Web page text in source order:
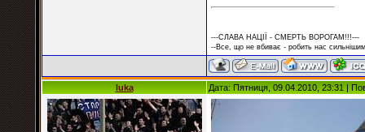
---СЛАВА НАЦІЇ - СМЕРТЬ ВОРОГАМ!!!---
--Все, що не вбиває - робить нас
luka Дата: Пятниця, 09.04.2010, 23:31 |